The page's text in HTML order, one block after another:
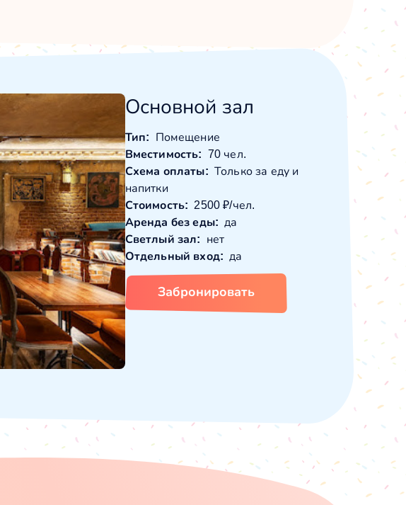
Основной зал
Тип:
Помещение
Вместимость: 70 чел.
Схема оплаты: Только за еду и
напитки
Стоимость: 2500 ₽/чел.
Аренда без еды: да
Светлый зал:
нет
Отдельный вход: да
Забронировать